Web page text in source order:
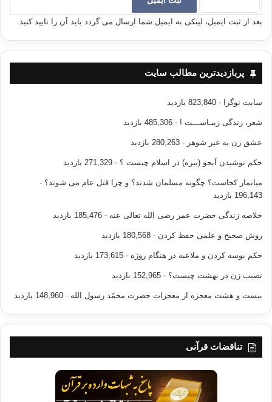
بيايد، آيا روزانه نمي بيني كه مرگ، بدون اينكه اطلاع بدهد جان هزاران كودك و
جوان و افراد كم سن و سال را مي­گيرد، تضميني وجود ندارد كه تو نیز تا چند ثانيه
بعدي زنده باشي…
پس شتاب كن و راه زندگي خود را انتخاب كن و این آیه را نصب العین خود قرار
بده (فأين تذهبون) التكوير/26
امروز و همين حالا مي­تواني پيمان جديد ببندي، اما شايد فردا دير باشد …!!!
توبه گناه
کپی آدرس
بعد از ثبت ایمیل، لینکی به ایمیل شما ارسال می گردد باید آن را تایید کنید.
پربازدیدترین مطالب سایت
سایت نوگرا - 823,840 بازدید
شعر، زندگی زیبـاســـت ! - 485,306 بازدید
عشق زن به غیر شوهر - 280,263 بازدید
حکم نوشیدن آبجو (بیره) در اسلام چیست ؟ - 271,329 بازدید
میانمار کجاست؟ چگونه مسلمان شدند؟ و چرا قتل عام می شوند؟ -
196,143 بازدید
خلاصه زندگی حضرت عمر رضی الله تعالی عنه - 185,476 بازدید
روش صحیح و علمی حفظ کردن - 180,568 بازدید
حکم بوسه کردن و ملاعبه در هنگام روزه - 173,615 بازدید
نصیب زن در بهشت چیست؟ - 152,965 بازدید
بیست و هشت معجزه از معجزات حضرت محمّد رسول الله - 148,960 بازدید
تناقضات قرآنی